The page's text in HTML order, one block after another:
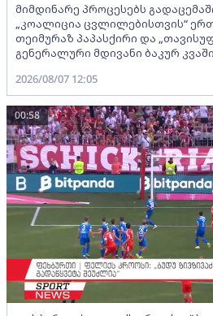
მიმდინარე პროცესებს
„კოალიცია ცვლილებისთვის“
თეიმურაზ პაპასქირი და
გენერალური მდივანი ბაკურ
2026/08/07 12:05
00:58